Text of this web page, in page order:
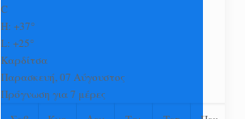
C
H:+37°
L:+25°
Καρδίτσα
Παρασκευή, 07 Αύγουστος
Πρόγνωση για 7 μέρες